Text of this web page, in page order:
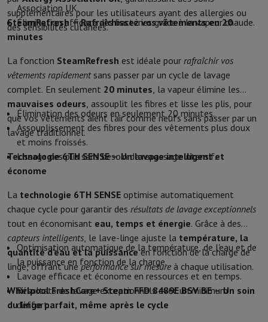
Télévision & Audio
TélévisionToutes les télévisions TV Samsung TV LG
EnceintesEnceintes sans filEnceinte Hi-FiEnceinte WiFiEnceinte
Casques & Écouteurs Tous les écouteurs et casquesApple
En route Lecteur DVD PortableLecteur CD PortableEnceinte
Audio domestiqueChaîne HifiAmplificateurPlatineLecteur CD
SupportsTous les SupportsMobilier TVSupports TVSupports
AccessoiresCâbles audio & vidéoAccessoires audio Accessoires
Photo & Vidéo
Appareil photo numériqueAppareil photo reflexAppareil photo
Marques Populaires
Appareils Photo Instantanés Appareil Photo instax
GoPro
Cameras GoPro
Accessoires GoPro
Vidéo
Action Cam Caméscope
Accessoires pour Reflex Objectif
AccessoiresCarte MémoireCâblesAccessoires Action Cam Statifs
Sacs de Protection & TransportPour Appareils Photo
Sport, Gaming & Domotique
Home & DomoticaSmart HomeSécurité & ProtectionCaméras
Montres connectéesSmartwatchApple Watch
supplémentaires pour les utilisateurs ayant des allergies ou
des sensibilités cutanées.
Association UK.
Élimination efficace des bactéries grâce à la vapeur chaude.
SteamRefresh – Rafraîchissez vos vêtements en 20
minutes
La fonction SteamRefresh est idéale pour rafraîchir vos
vêtements rapidementsans passer par un cycle de lavage
complet. En seulement 20 minutes, la vapeur élimine les
mauvaises odeurs, assouplit les fibres et lisse les plis, pour
que vos vêtements aient l’air comme neufs sans passer par un
lavage traditionnel.
Élimination des odeurs en seulement 20 minutes.
Assouplissement des fibres pour des vêtements plus doux
et moins froissés.
Lissage des plis sans besoin de repassage intensif.
Technologie 6TH SENSE – Un lavage intelligent et
économe
La technologie 6TH SENSE optimise automatiquement
chaque cycle pour garantir des résultats de lavage exceptionnels
tout en économisant eau, temps et énergie. Grâce à des
capteurs intelligents, le lave-linge ajuste la température, la
quantité d'eau et la puissanceen fonction de la charge de
linge, offrant uneperformance sur mesureà chaque utilisation.
Optimisation automatique de la température, de l'eau et de
la puissance en fonction de la charge.
Lavage efficace et économe en ressources et en temps.
Résultats de lavage exceptionnels avec un minimum
d’effort.
Whirlpool FreshCare+ Steam FFD 8489E BSV BE – Un soin
du linge parfait, même après le cycle